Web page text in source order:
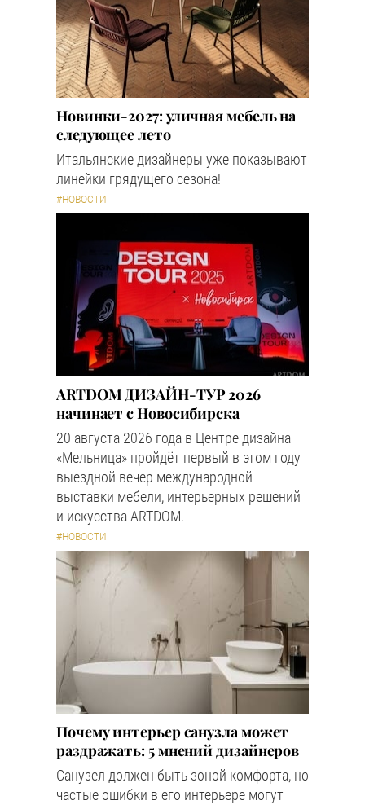
Новинки-2027: уличная мебель на
следующее лето
Итальянские дизайнеры уже показывают
линейки грядущего сезона!
#НОВОСТИ
ARTDOM ДИЗАЙН-ТУР 2026
начинает с Новосибирска
20 августа 2026 года в Центре дизайна
«Мельница» пройдёт первый в этом году
выездной вечер международной
выставки мебели, интерьерных решений
и искусства ARTDOM.
#НОВОСТИ
Почему интерьер санузла может
раздражать: 5 мнений дизайнеров
Санузел должен быть зоной комфорта, но
частые ошибки в его интерьере могут